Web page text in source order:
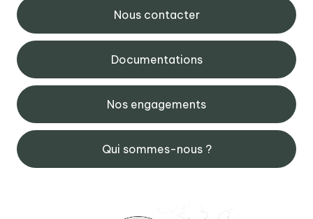
Nous contacter
Documentations
Nos engagements
Qui sommes-nous ?